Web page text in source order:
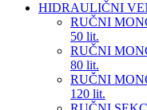
HIDRAULIČNI
RUČNI
50 lit.
RUČNI
80 lit.
RUČNI
120 lit.